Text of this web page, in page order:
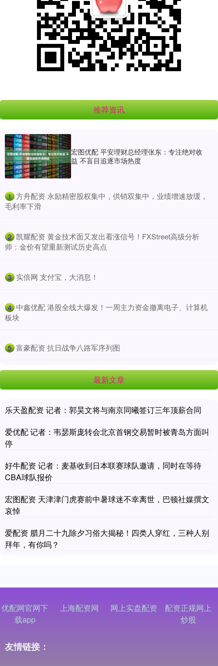
推荐资讯
宏图优配 平安理财总经理张东：专注绝对收
益 不盲目追逐市场热度
1 ​方舟配资 永励精密股权集中，供销双集中，业绩增速放缓，
毛利率下滑
2 ​凯耀配资 黄金技术面又发出看涨信号！FXStreet高级分析
师：金价有望重新测试历史高点
3 ​实倍网 支付宝，大消息！
4 ​中鑫优配 港股全线大爆发！一周主力资金撤离电子、计算机
板块
5 ​富豪配资 抗日战争八路军序列图
最新文章
乐天盈配资 记者：郭昊文将与南京同曦签订三年顶薪合同
爱优配 记者：韦瑟斯庞转会北京首钢交易暂时被青岛方面叫
停
好牛配资 记者：麦基收到日本联赛球队邀请，同时在等待
CBA球队报价
宏图配资 天津津门虎赛前中暑球迷不幸离世，巴顿社媒撰文
哀悼
爱配资 腊月二十九除夕习俗大揭秘！四类人穿红，三种人别
拜年，有你吗？
优配网官网下
载app
上海配资网 网上实盘配资
配资正规网上
炒股
友情链接：